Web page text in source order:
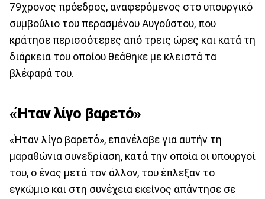
79χρονος πρόεδρος, αναφερόμενος στο υπουργικό
συμβούλιο του περασμένου Αυγούστου, που
κράτησε περισσότερες από τρεις ώρες και κατά τη
διάρκεια του οποίου θεάθηκε με κλειστά τα
βλέφαρά του.
«Ήταν λίγο βαρετό»
«Ήταν λίγο βαρετό», επανέλαβε για αυτήν τη
μαραθώνια συνεδρίαση, κατά την οποία οι υπουργοί
του, ο ένας μετά τον άλλον, του έπλεξαν το
εγκώμιο και στη συνέχεια εκείνος απάντησε σε